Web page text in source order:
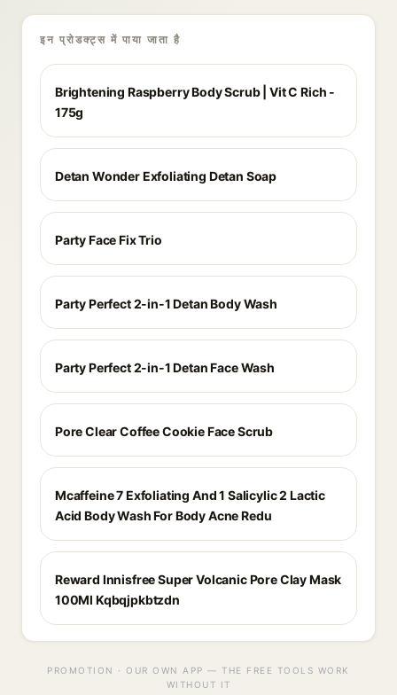
इन प्रोडक्ट्स में पाया जाता है
Brightening Raspberry Body Scrub | Vit C Rich -
175g
Detan Wonder Exfoliating Detan Soap
Party Face Fix Trio
Party Perfect 2-in-1 Detan Body Wash
Party Perfect 2-in-1 Detan Face Wash
Pore Clear Coffee Cookie Face Scrub
Mcaffeine 7 Exfoliating And 1 Salicylic 2 Lactic
Acid Body Wash For Body Acne Redu
Reward Innisfree Super Volcanic Pore Clay Mask
100Ml Kqbqjpkbtzdn
PROMOTION · OUR OWN APP — THE FREE TOOLS WORK
WITHOUT IT